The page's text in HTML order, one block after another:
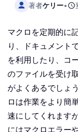
著者ケリー•
マクロを定期的に
り、ドキュメント
を利用したり、コ
のファイルを受け
がよくあるでしょ
ロは作業をより簡
速にしてくれます
にはマクロエラー